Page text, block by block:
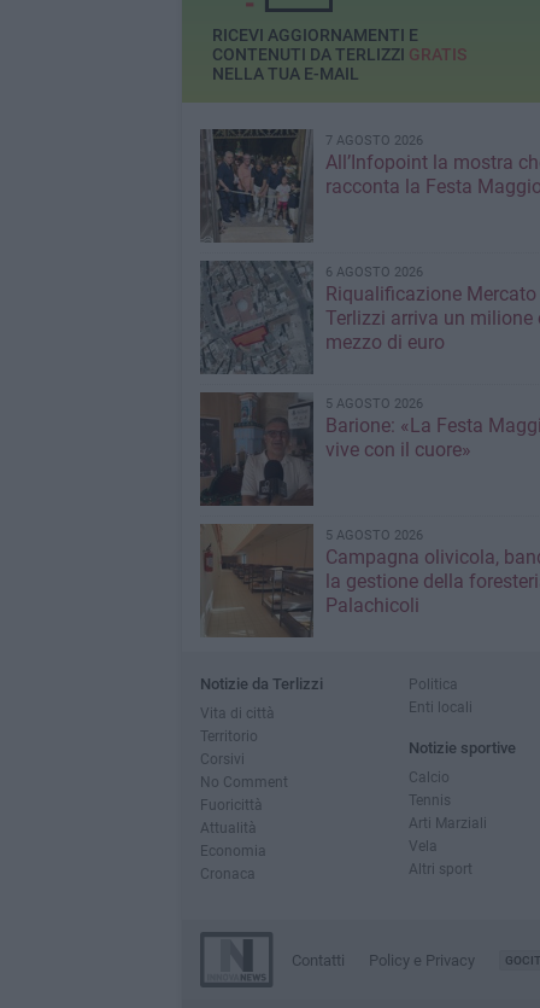
RICEVI AGGIORNAMENTI E
CONTENUTI DA TERLIZZI GRATIS
NELLA TUA E-MAIL
7 AGOSTO 2026
All’Infopoint la mostra
racconta la Festa
6 AGOSTO 2026
Riqualificazione Mercato
Terlizzi arriva un milione
mezzo di euro
5 AGOSTO 2026
Barione: «La Festa
vive con il cuore»
5 AGOSTO 2026
Campagna olivicola,
la gestione della
Palachicoli
Notizie da Terlizzi
Vita di città
Territorio
Corsivi
No Comment
Fuoricittà
Attualità
Economia
Cronaca
Politica
Enti locali
Notizie sportive
Calcio
Tennis
Arti Marziali
Vela
Altri sport
Contatti Policy e Privacy